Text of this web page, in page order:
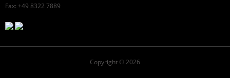
Fax: +49 8322 7889
Copyright © 2026